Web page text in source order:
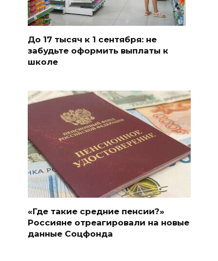
До 17 тысяч к 1 сентября: не
забудьте оформить выплаты к
школе
«Где такие средние пенсии?»
Россияне отреагировали на новые
данные Соцфонда